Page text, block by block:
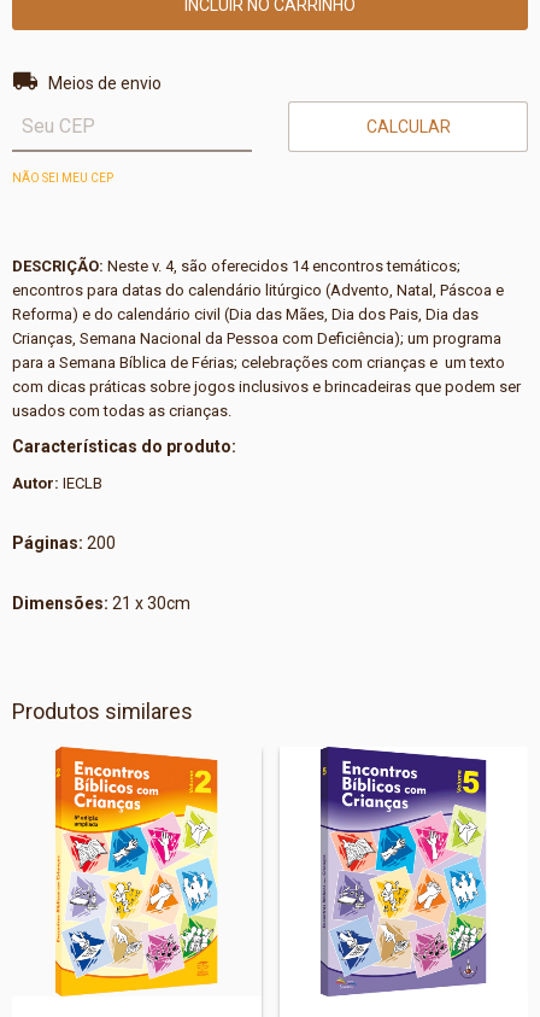
Entregas para o CEP:
Meios de envio
CALCULAR
NÃO SEI MEU CEP
DESCRIÇÃO: Neste v. 4, são oferecidos 14 encontros temáticos;
encontros para datas do calendário litúrgico (Advento, Natal, Páscoa e
Reforma) e do calendário civil (Dia das Mães, Dia dos Pais, Dia das
Crianças, Semana Nacional da Pessoa com Deficiência); um programa
para a Semana Bíblica de Férias; celebrações com crianças e um texto
com dicas práticas sobre jogos inclusivos e brincadeiras que podem ser
usados com todas as crianças.
Características do produto:
Autor: IECLB
Páginas: 200
Dimensões: 21 x 30cm
Produtos similares